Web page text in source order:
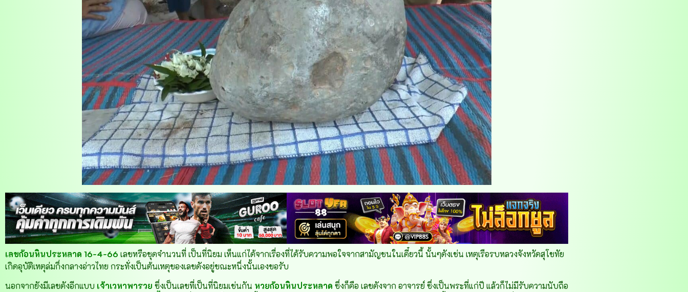
เลขก้อนหินประหลาด 16-4-66 เลขหรือชุดจำนวนที่ เป็นที่นิยม เห็นแก่ได้จากเรื่องที่ได้รับความพอใจจากสามัญชนในเดี๋ยวนี้ นั้นๆดังเช่น เหตุเรือรบหลวงจังหวัดสุโขทัย
เกิดอุบัติเหตุล่มกึ่งกลางอ่าวไทย กระทั่งเป็นต้นเหตุของเลขดังอยู่ขณะหนึ่งนั้นเองขอรับ
นอกจากยังมีเลขดังอีกแบบ เจ้าเวหาพารวย ซึ่งเป็นเลขที่เป็นที่นิยมเช่นกัน หวยก้อนหินประหลาด ซึ่งก็คือ เลขดังจาก อาจารย์ ซึ่งเป็นพระที่แก่ปี แล้วก็ไม่มีรับความนับถือ